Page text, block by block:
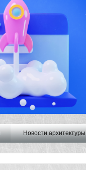
Новости архитектуры